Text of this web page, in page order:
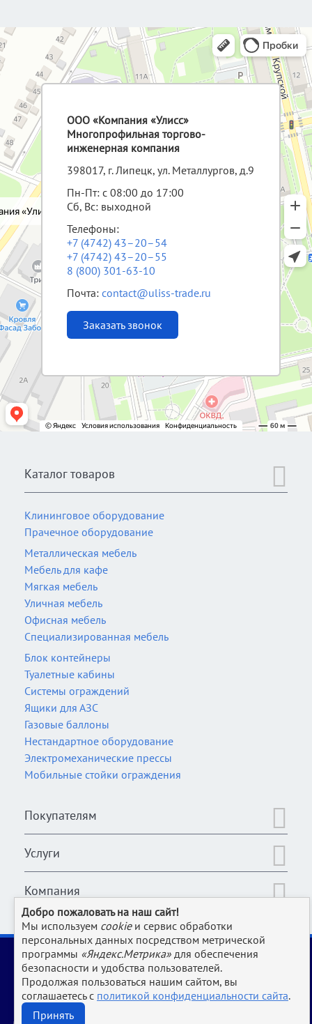
ООО «Компания «Улисс»
Многопрофильная торгово-
инженерная компания
398017, г. Липецк, ул. Металлургов, д.9
Пн-Пт: с 08:00 до 17:00
Сб, Вс: выходной
Телефоны:
+7 (4742) 43–20–54
+7 (4742) 43–20–55
8 (800) 301-63-10
Почта:contact@uliss-trade.ru
Заказать звонок
Каталог товаров
Клининговое оборудование
Прачечное оборудование
Металлическая мебель
Мебель для кафе
Мягкая мебель
Уличная мебель
Офисная мебель
Специализированная мебель
Блок контейнеры
Туалетные кабины
Системы ограждений
Ящики для АЗС
Газовые баллоны
Нестандартное оборудование
Электромеханические прессы
Мобильные стойки ограждения
Покупателям
Услуги
Компания
2006-2026 © Оборудование для магазина, супермаркета,
кафе, бара, ресторана, столовой, прачки и клининга и пр.
производств | www.Uliss-Trade.ru
Обращаем ваше внимание на то, что данный интернет-сайт носит исключительно
информационный характер и ни при каких условиях не является публичной офертой,
Добро пожаловать на наш сайт!
Мы используем cookieи сервис обработки
персональных данных посредством метрической
программы «Яндекс.Метрика» для обеспечения
безопасности и удобства пользователей.
Продолжая пользоваться нашим сайтом, вы
соглашаетесь с политикой конфиденциальности сайта.
Принять